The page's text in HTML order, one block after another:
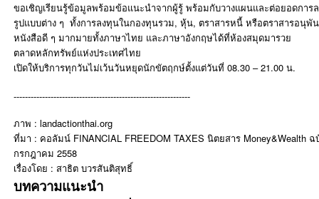
ขอเชิญเรียนรู้ข้อมูลพร้อมข้อแนะนำจากผู้รู้ พร้อมกับวางแผนและต่อยอดการ
รูปแบบต่าง ๆ ทั้งการลงทุนในกองทุนรวม, หุ้น, ตราสารหนี้ หรือตราสารอนุพั
หนังสือดี ๆ มากมายทั้งภาษาไทย และภาษาอังกฤษได้ที่ห้องสมุดมารวย
ตลาดหลักทรัพย์แห่งประเทศไทย
เปิดให้บริการทุกวันไม่เว้นวันหยุดนักขัตฤกษ์ตั้งแต่วันที่ 08.30 – 21.00 น.
--------------------------------------------------------------
ภาพ : landactionthai.org
ที่มา : คอลัมน์ FINANCIAL FREEDOM TAXES นิตยสาร Money&Wealth ฉ
กรกฎาคม 2558
เรื่องโดย : สาธิต บวรสันติสุทธิ์
บทความแนะนำ